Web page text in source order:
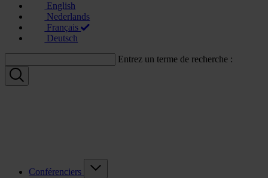
English
Nederlands
Français
Deutsch
Entrez un terme de recherche :
Conférenciers